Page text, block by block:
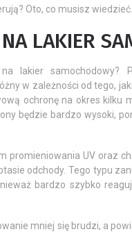
Oto, co musisz wiedzieć.
LAKIER
lakier
w zależności od tego,
ochronę na okres kilku
będzie bardzo wysoki,
promieniowania UV oraz
odchody. Tego typu
bardzo szybko
mniej się brudzi, a
wychładzanie się